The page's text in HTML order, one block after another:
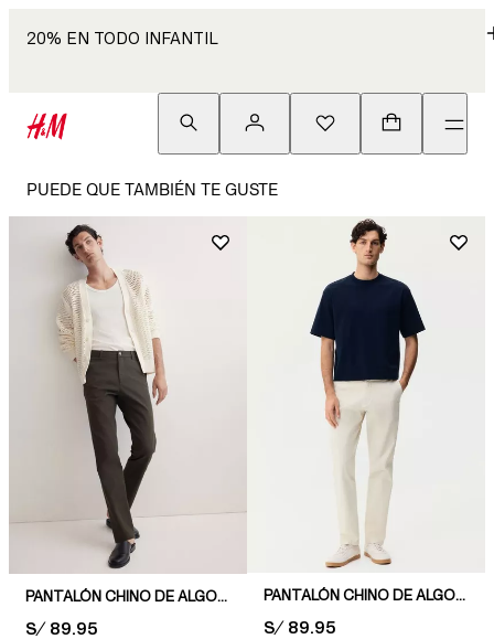
20% EN TODO INFANTIL
PUEDE QUE TAMBIÉN TE GUSTE
PANTALÓN CHINO DE ALGODÓN SLIM FIT
PRICE:
S/ 89.95
PANTALÓN CHINO DE ALGODÓN SLIM FIT
PRICE:
S/ 89.95